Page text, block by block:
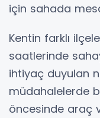
için sahada
Kentin farklı
saatlerinde
ihtiyaç duyulan
müdahalelerde
öncesinde araç